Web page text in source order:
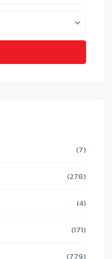
(7)
(278)
(4)
(171)
(779)